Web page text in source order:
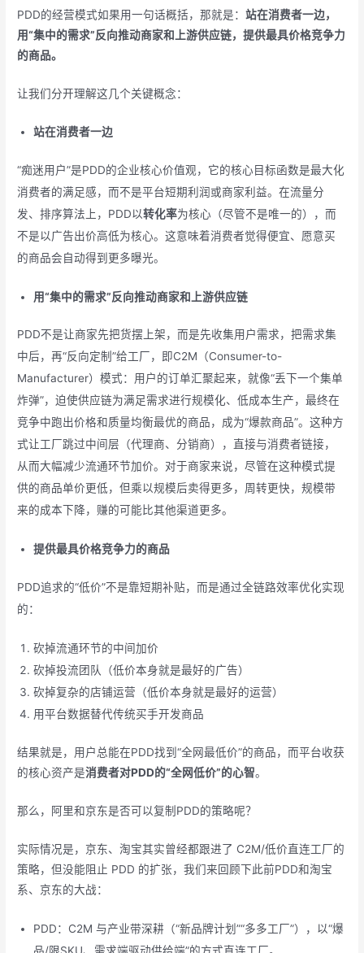
PDD的经营模式如果用一句话概括，那就是：站在消费者一边，
用“集中的需求”反向推动商家和上游供应链，提供最具价格竞争力
的商品。
让我们分开理解这几个关键概念：
站在消费者一边
“痴迷用户”是PDD的企业核心价值观，它的核心目标函数是最大化
消费者的满足感，而不是平台短期利润或商家利益。在流量分
发、排序算法上，PDD以转化率为核心（尽管不是唯一的），而
不是以广告出价高低为核心。这意味着消费者觉得便宜、愿意买
的商品会自动得到更多曝光。
用“集中的需求”反向推动商家和上游供应链
PDD不是让商家先把货摆上架，而是先收集用户需求，把需求集
中后，再“反向定制”给工厂，即C2M（Consumer-to-
Manufacturer）模式：用户的订单汇聚起来，就像“丢下一个集单
炸弹”，迫使供应链为满足需求进行规模化、低成本生产，最终在
竞争中跑出价格和质量均衡最优的商品，成为“爆款商品”。这种方
式让工厂跳过中间层（代理商、分销商），直接与消费者链接，
从而大幅减少流通环节加价。对于商家来说，尽管在这种模式提
供的商品单价更低，但乘以规模后卖得更多，周转更快，规模带
来的成本下降，赚的可能比其他渠道更多。
提供最具价格竞争力的商品
PDD追求的“低价”不是靠短期补贴，而是通过全链路效率优化实现
的：
砍掉流通环节的中间加价
砍掉投流团队（低价本身就是最好的广告）
砍掉复杂的店铺运营（低价本身就是最好的运营）
用平台数据替代传统买手开发商品
结果就是，用户总能在PDD找到“全网最低价”的商品，而平台收获
的核心资产是消费者对PDD的“全网低价”的心智。
那么，阿里和京东是否可以复制PDD的策略呢？
实际情况是，京东、淘宝其实曾经都跟进了 C2M/低价直连工厂的
策略，但没能阻止 PDD 的扩张，我们来回顾下此前PDD和淘宝
系、京东的大战：
PDD：C2M 与产业带深耕（“新品牌计划”“多多工厂”），以“爆
品/限SKU、需求端驱动供给端”的方式直连工厂。